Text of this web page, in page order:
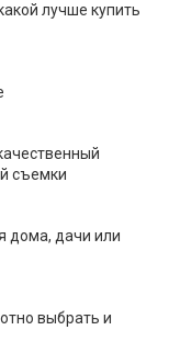
лучше купить
съемки
дома, дачи или
выбрать и